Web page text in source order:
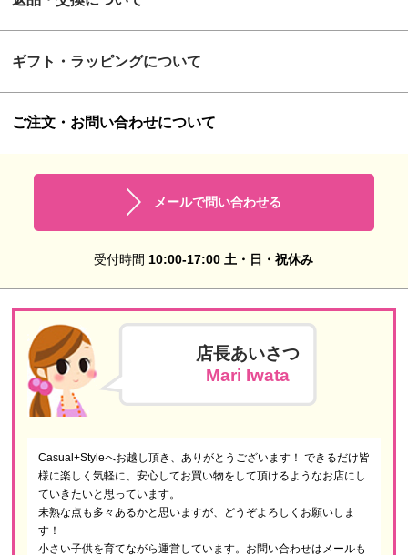
ギフト・ラッピングについて
ご注文・お問い合わせについて
メールで問い合わせる
受付時間 10:00-17:00 土・日・祝休み
店長あいさつ
Mari Iwata
Casual+Styleへお越し頂き、ありがとうございます！ できるだけ皆
様に楽しく気軽に、安心してお買い物をして頂けるようなお店にし
ていきたいと思っています。
未熟な点も多々あるかと思いますが、どうぞよろしくお願いしま
す！
小さい子供を育てながら運営しています。お問い合わせはメールも